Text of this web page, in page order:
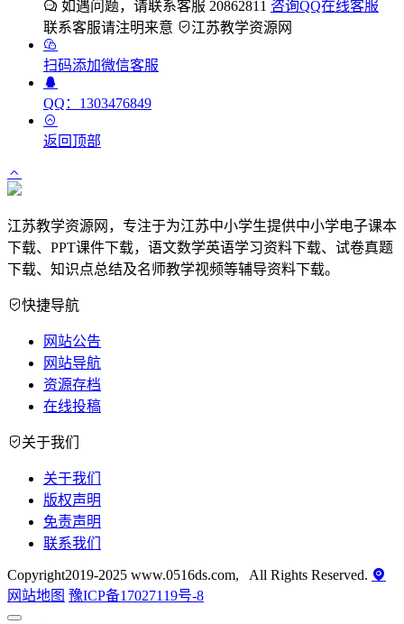
如遇问题，请联系客服 20862811 咨询QQ在线客服
联系客服请注明来意
江苏教学资源网
扫码添加微信客服
QQ：1303476849
返回顶部
江苏教学资源网，专注于为江苏中小学生提供中小学电子课本
下载、PPT课件下载，语文数学英语学习资料下载、试卷真题
下载、知识点总结及名师教学视频等辅导资料下载。
快捷导航
网站公告
网站导航
资源存档
在线投稿
关于我们
关于我们
版权声明
免责声明
联系我们
Copyright2019-2025 www.0516ds.com, All Rights Reserved.
网站地图 豫ICP备17027119号-8